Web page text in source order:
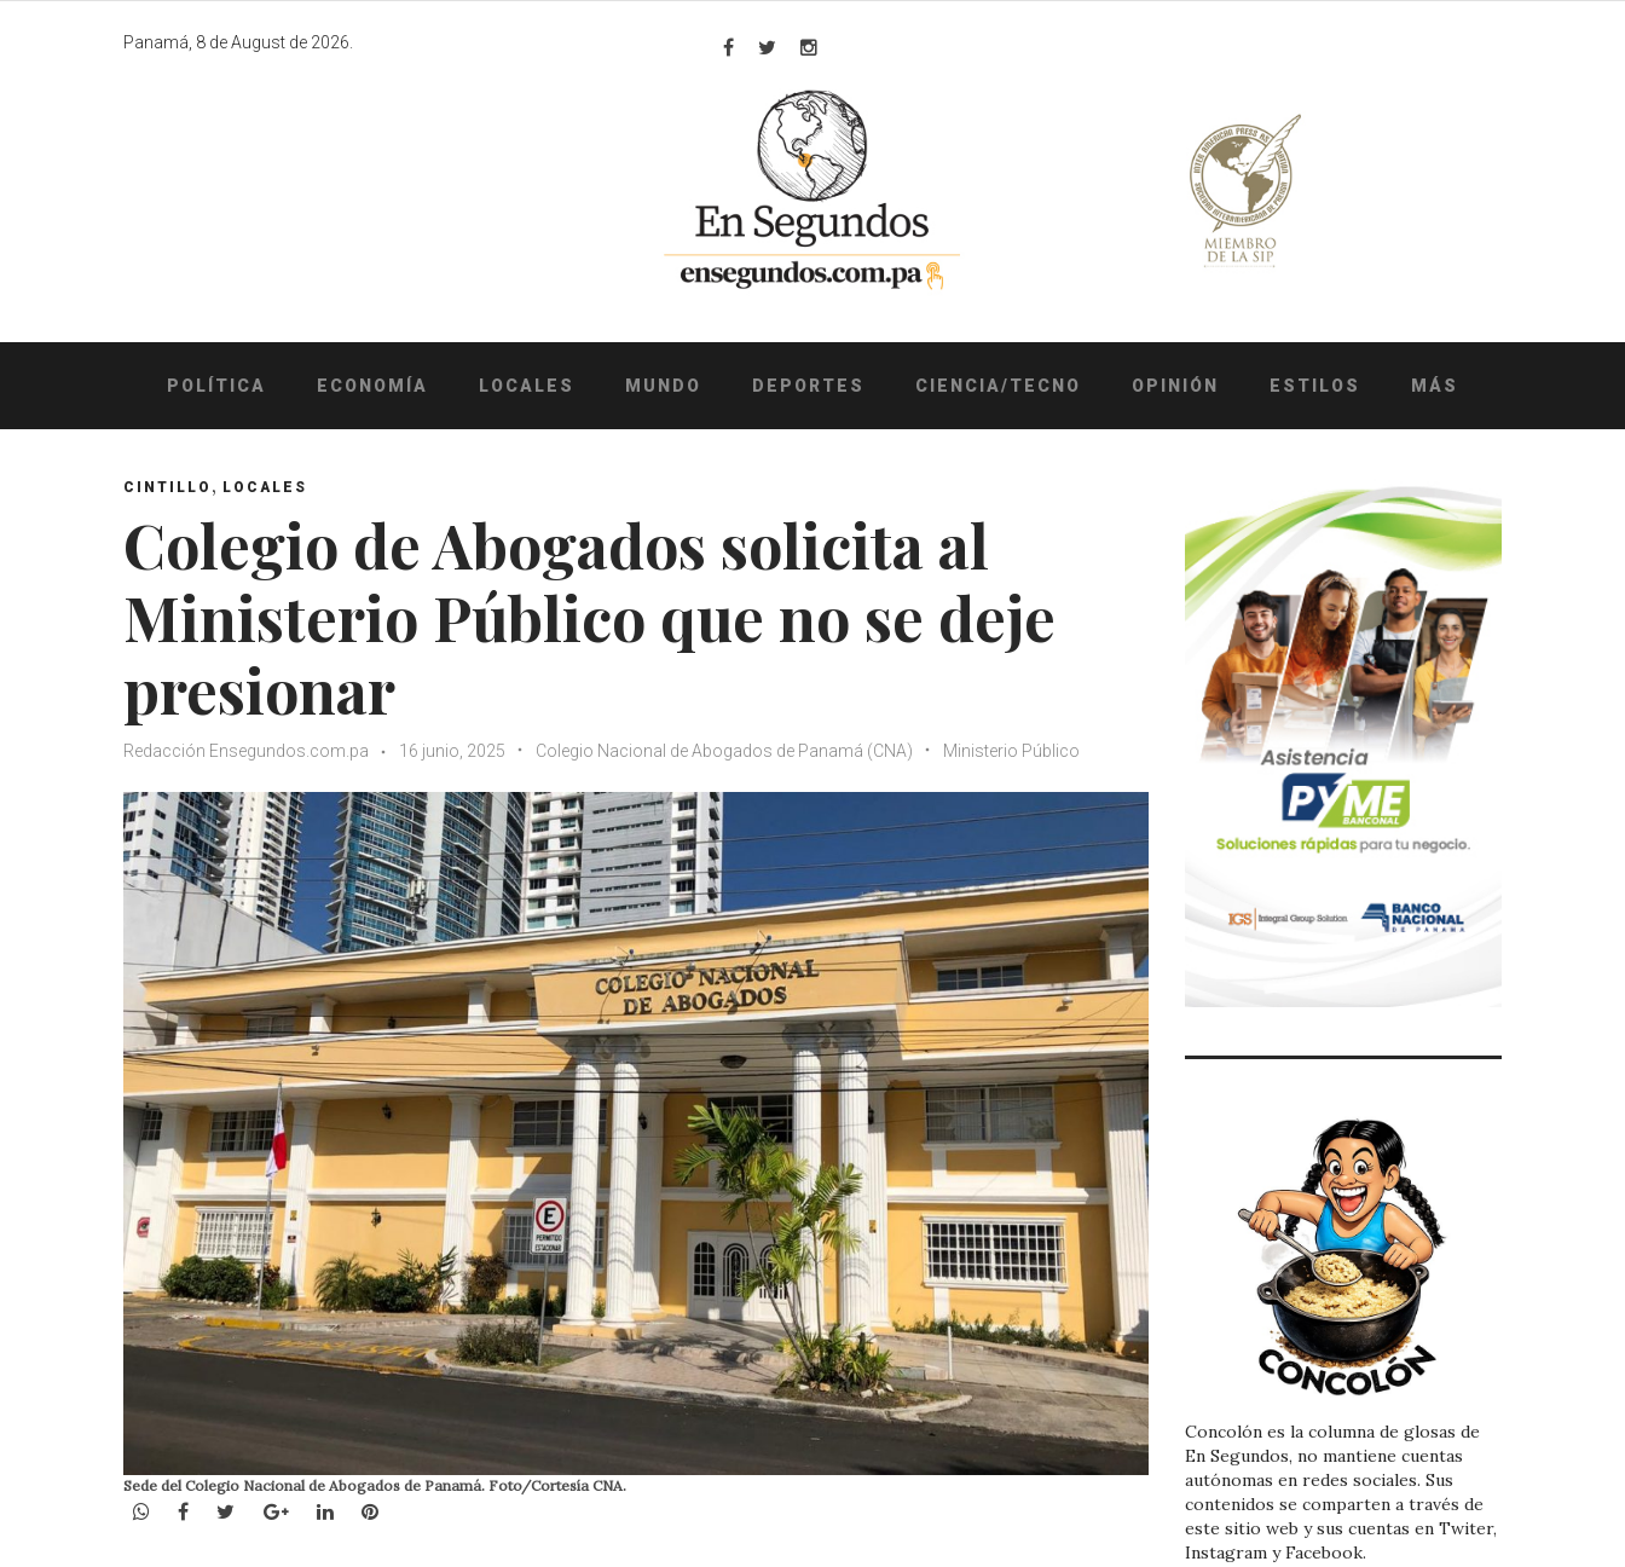
Panamá, 8 de August de 2026.
Facebook
TwitterInstagram
POLÍTICA ECONOMÍA LOCALES MUNDO DEPORTES CIENCIA/TECNO OPINIÓN ESTILOS MÁS
CINTILLO , LOCALES
Colegio de Abogados solicita al
Ministerio Público que no se deje
presionar
Redacción Ensegundos.com.pa 16 junio, 2025 Colegio Nacional de Abogados de Panamá (CNA) Ministerio Público
Sede del Colegio Nacional de Abogados de Panamá. Foto/Cortesía CNA.
WhatsApp
Facebook
TwitterGoogle+LinkedInPinterest
Concolón es la columna de glosas de
En Segundos, no mantiene cuentas
autónomas en redes sociales. Sus
contenidos se comparten a través de
este sitio web y sus cuentas en Twiter,
Instagram y Facebook.